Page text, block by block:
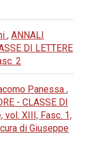
, ANNALI
DI LETTERE
2
Panessa ,
- CLASSE DI
vol. XIII, Fasc. 1,
di Giuseppe